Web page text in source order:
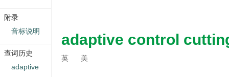
adaptive control
英 美
附录
音标说明
查词历史
adaptive